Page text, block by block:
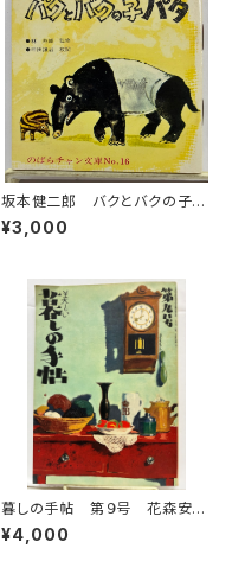
坂本健二郎 バクとバクの子パ
タ 由良たまき のばらチャン
文庫16 文庫通信あり 1960
¥3,000
暮しの手帖 第９号 花森安
治 1950年 衣裳研究所
¥4,000